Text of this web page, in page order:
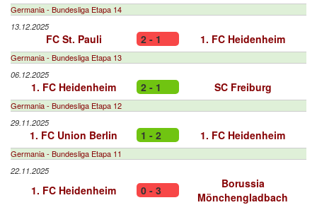
Germania - Bundesliga Etapa 14
13.12.2025
FC St. Pauli 2 - 1 1. FC Heidenheim
Germania - Bundesliga Etapa 13
06.12.2025
1. FC Heidenheim 2 - 1 SC Freiburg
Germania - Bundesliga Etapa 12
29.11.2025
1. FC Union Berlin 1 - 2 1. FC Heidenheim
Germania - Bundesliga Etapa 11
22.11.2025
1. FC Heidenheim 0 - 3
Borussia
Mönchengladbach